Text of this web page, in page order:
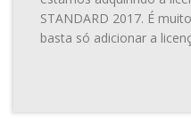
STANDARD 2017. É
basta só adicionar a